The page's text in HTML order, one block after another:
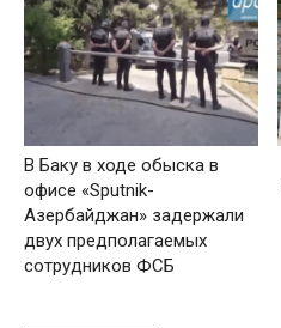
В Баку в ходе обыска в
офисе «Sputnik-
Азербайджан» задержали
двух предполагаемых
сотрудников ФСБ